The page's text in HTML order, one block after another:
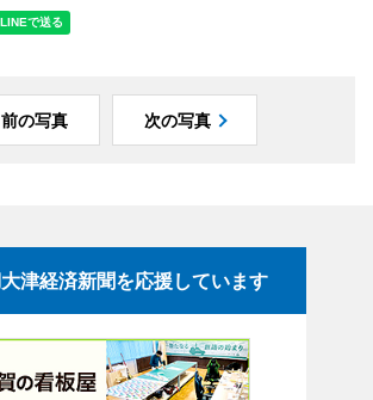
前の写真 次の写真
津経済新聞を応援しています